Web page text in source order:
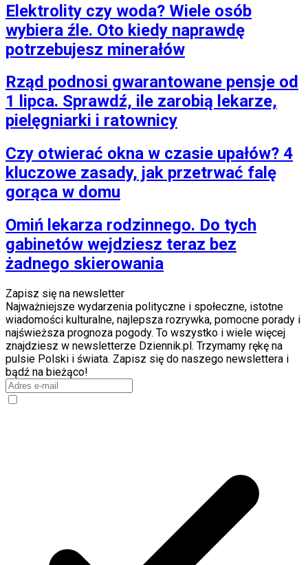
Elektrolity czy woda? Wiele osób
wybiera źle. Oto kiedy naprawdę
potrzebujesz minerałów
Rząd podnosi gwarantowane pensje od
1 lipca. Sprawdź, ile zarobią lekarze,
pielęgniarki i ratownicy
Czy otwierać okna w czasie upałów? 4
kluczowe zasady, jak przetrwać falę
gorąca w domu
Omiń lekarza rodzinnego. Do tych
gabinetów wejdziesz teraz bez
żadnego skierowania
Zapisz się na newsletter
Najważniejsze wydarzenia polityczne i społeczne, istotne
wiadomości kulturalne, najlepsza rozrywka, pomocne porady i
najświeższa prognoza pogody. To wszystko i wiele więcej
znajdziesz w newsletterze Dziennik.pl. Trzymamy rękę na
pulsie Polski i świata. Zapisz się do naszego newslettera i
bądź na bieżąco!